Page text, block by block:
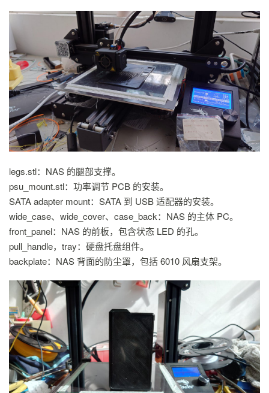
legs.stl：NAS 的腿部支撑。
psu_mount.stl：功率调节 PCB 的安装。
SATA adapter mount：SATA 到 USB 适配器的安装。
wide_case、wide_cover、case_back：NAS 的主体 PC。
front_panel：NAS 的前板，包含状态 LED 的孔。
pull_handle，tray：硬盘托盘组件。
backplate：NAS 背面的防尘罩，包括 6010 风扇支架。